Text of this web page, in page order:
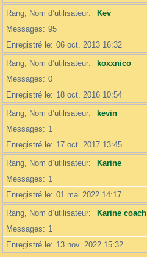
Rang, Nom d’utilisateur
Kev
Messages
95
Enregistré le 06 oct. 2013 16:32
Rang, Nom d’utilisateur
koxxnico
Messages
0
Enregistré le
18 oct. 2016 10:54
Rang, Nom d’utilisateur
kevin
Messages
1
Enregistré le
17 oct. 2017 13:45
Rang, Nom d’utilisateur
Karine
Messages
1
Enregistré le 01 mai 2022 14:17
Rang, Nom d’utilisateur
Karine coach
Messages
1
Enregistré le
13 nov. 2022 15:32